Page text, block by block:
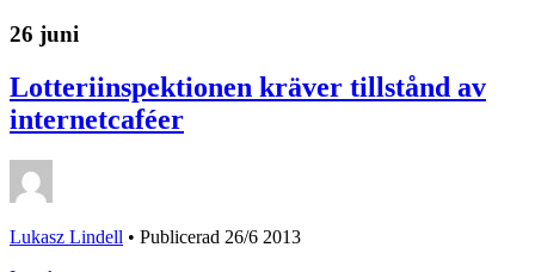
26 juni
Lotteriinspektionen kräver tillstånd av
internetcaféer
Lukasz Lindell • Publicerad 26/6 2013